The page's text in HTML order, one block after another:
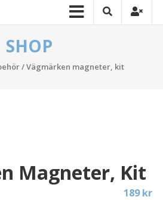
SHOP
/ Vägmärken magneter, kit
Magneter, Kit
189kr